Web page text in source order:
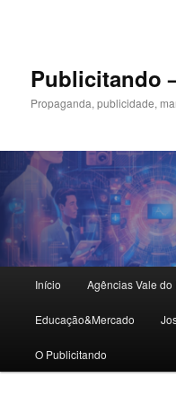
principalPublicitando
Propaganda, publicidade,
principal
Início Agências Vale do
Educação&Mercado
O Publicitando